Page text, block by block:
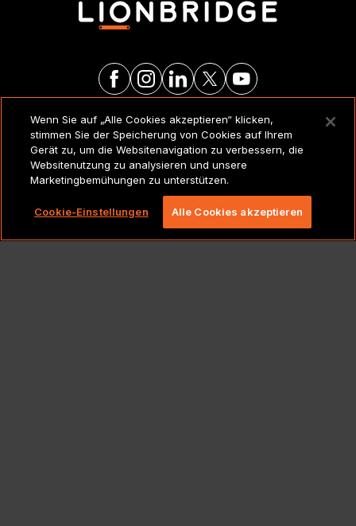
RECHTSVERMERKE UND
RICHTLINIEN
Copyright 2026 Lionbridge Technologies, LLC. Alle
Rechte vorbehalten.
Wenn Sie auf „Alle Cookies akzeptieren“ klicken,
stimmen Sie der Speicherung von Cookies auf Ihrem
Gerät zu, um die Websitenavigation zu verbessern, die
Websitenutzung zu analysieren und unsere
Marketingbemühungen zu unterstützen.
Cookie-Einstellungen Alle Cookies akzeptieren